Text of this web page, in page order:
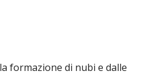
formazione di nubi e dalle